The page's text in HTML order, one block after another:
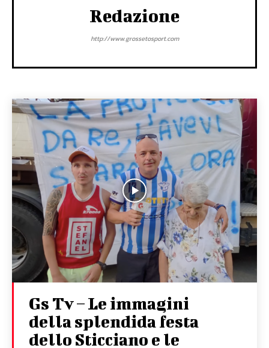
Redazione
http://www.grossetosport.com
Gs Tv – Le immagini
della splendida festa
dello Sticciano e le